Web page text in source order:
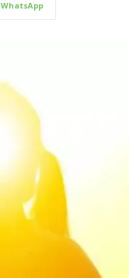
WhatsApp